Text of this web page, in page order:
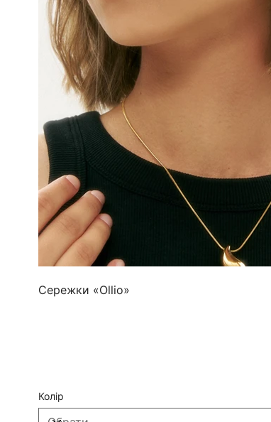
Сережки «Ollio»
Колір